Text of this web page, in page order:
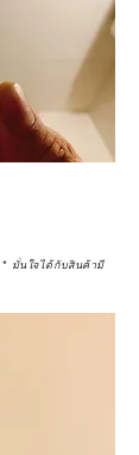
* มั่นใจได้กับสินค้ามี